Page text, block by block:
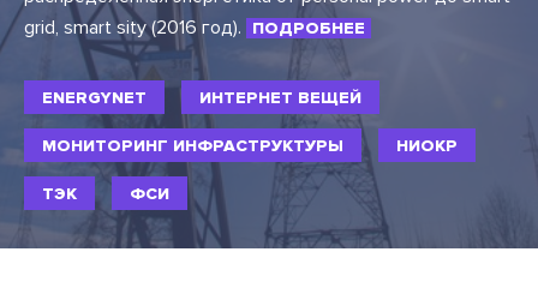
grid, smart sity (2016 год).
ПОДРОБНЕЕ
ENERGYNET ИНТЕРНЕТ ВЕЩЕЙ
МОНИТОРИНГ ИНФРАСТРУКТУРЫ НИОКР
ТЭК ФСИ